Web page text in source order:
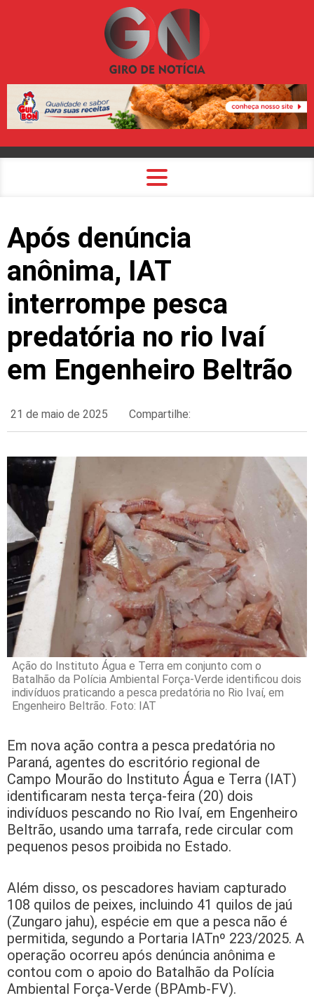
Após denúncia
anônima, IAT
interrompe pesca
predatória no rio Ivaí
em Engenheiro Beltrão
21 de maio de 2025 Compartilhe:
Ação do Instituto Água e Terra em conjunto com o
Batalhão da Polícia Ambiental Força-Verde identificou dois
indivíduos praticando a pesca predatória no Rio Ivaí, em
Engenheiro Beltrão. Foto: IAT
Em nova ação contra a pesca predatória no
Paraná, agentes do escritório regional de
Campo Mourão do Instituto Água e Terra (IAT)
identificaram nesta terça-feira (20) dois
indivíduos pescando no Rio Ivaí, em Engenheiro
Beltrão, usando uma tarrafa, rede circular com
pequenos pesos proibida no Estado.
Além disso, os pescadores haviam capturado
108 quilos de peixes, incluindo 41 quilos de jaú
(Zungaro jahu), espécie em que a pesca não é
permitida, segundo a Portaria IATnº 223/2025. A
operação ocorreu após denúncia anônima e
contou com o apoio do Batalhão da Polícia
Ambiental Força-Verde (BPAmb-FV).